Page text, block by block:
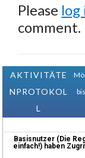
Please log
comment.
AKTIVITÄTE
NPROTOKOL
L
Basisnutzer (Die
einfach!) haben